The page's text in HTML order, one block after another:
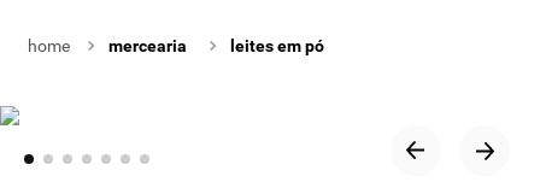
mercearia leites em pó
2º leite
º iogurte